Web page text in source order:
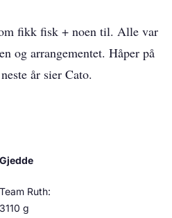
fikk fisk + noen til. Alle var
og arrangementet. Håper på
år sier Cato.
Gjedde
Team Ruth:
3110 g